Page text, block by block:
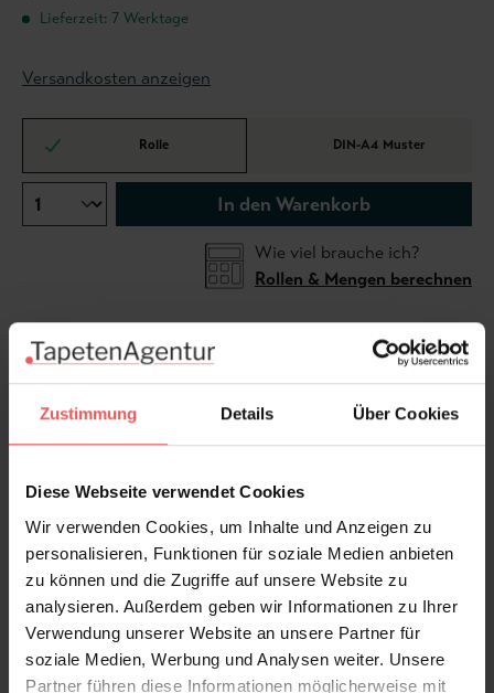
Zustimmung Details Über Cookies
Diese Webseite verwendet Cookies
Wir verwenden Cookies, um Inhalte und Anzeigen zu
personalisieren, Funktionen für soziale Medien anbieten
zu können und die Zugriffe auf unsere Website zu
analysieren. Außerdem geben wir Informationen zu Ihrer
Verwendung unserer Website an unsere Partner für
soziale Medien, Werbung und Analysen weiter. Unsere
Partner führen diese Informationen möglicherweise mit
Lieferzeit: 7 Werktage
Versandkosten anzeigen
Rolle DIN-A4 Muster
In den Warenkorb
Wie viel brauche ich?
Rollen & Mengen berechnen
Lebendigkeit und modernen Chic an Ihre Wände. Das
stilvolle Polka-Dot-Design in satten Blautönen auf
harmonisches, zugleich auffälliges Gesamtbild.
oder kreativen Räumen eine frische, verspielte Note
zu verleihen. Die hochwertige Verarbeitung garantiert
einfache Anbringung und Langlebigkeit.
Produktdetails